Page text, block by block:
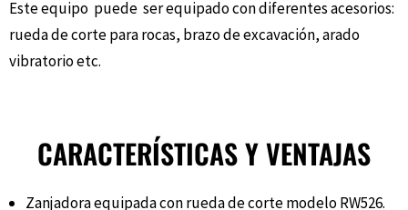
Este equipo puede ser equipado con diferentes acesorios:
rueda de corte para rocas, brazo de excavación, arado
vibratorio etc.
CARACTERÍSTICAS Y VENTAJAS
Zanjadora equipada con rueda de corte modelo RW526.